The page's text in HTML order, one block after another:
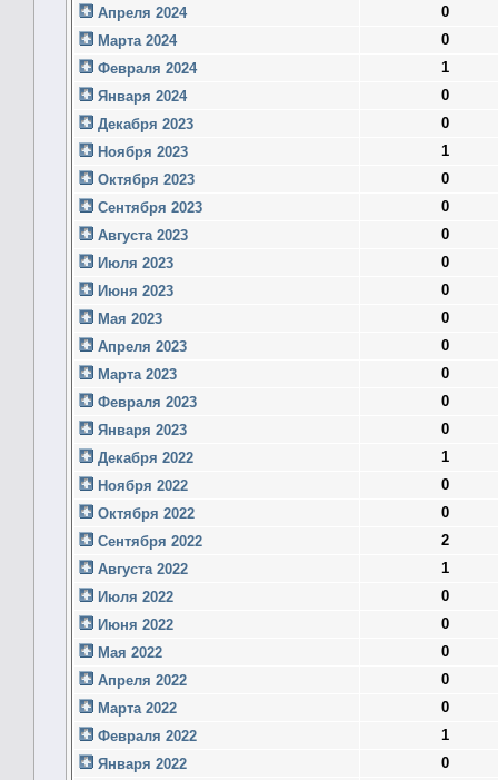
Апреля 2024
0
Марта 2024
0
Февраля 2024
1
Января 2024
0
Декабря 2023
0
Ноября 2023
1
Октября 2023
0
Сентября 2023
0
Августа 2023
0
Июля 2023
0
Июня 2023
0
Мая 2023
0
Апреля 2023
0
Марта 2023
0
Февраля 2023
0
Января 2023
0
Декабря 2022
1
Ноября 2022
0
Октября 2022
0
Сентября 2022
2
Августа 2022
1
Июля 2022
0
Июня 2022
0
Мая 2022
0
Апреля 2022
0
Марта 2022
0
Февраля 2022
1
Января 2022
0